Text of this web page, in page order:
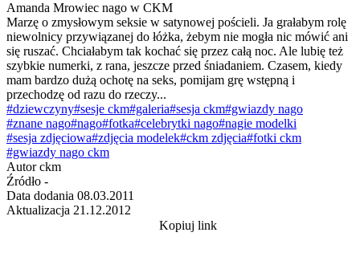
Amanda Mrowiec nago w CKM
Marzę o zmysłowym seksie w satynowej pościeli. Ja grałabym rolę
niewolnicy przywiązanej do łóżka, żebym nie mogła nic mówić ani
się ruszać. Chciałabym tak kochać się przez całą noc. Ale lubię też
szybkie numerki, z rana, jeszcze przed śniadaniem. Czasem, kiedy
mam bardzo dużą ochotę na seks, pomijam grę wstępną i
przechodzę od razu do rzeczy...
#dziewczyny#sesje ckm#galeria#sesja ckm#gwiazdy nago
#znane nago#nago#fotka#celebrytki nago#nagie modelki
#sesja zdjęciowa#zdjęcia modelek#ckm zdjęcia#fotki ckm
#gwiazdy nago ckm
Autor ckm
Źródło -
Data dodania 08.03.2011
Aktualizacja 21.12.2012
Kopiuj link